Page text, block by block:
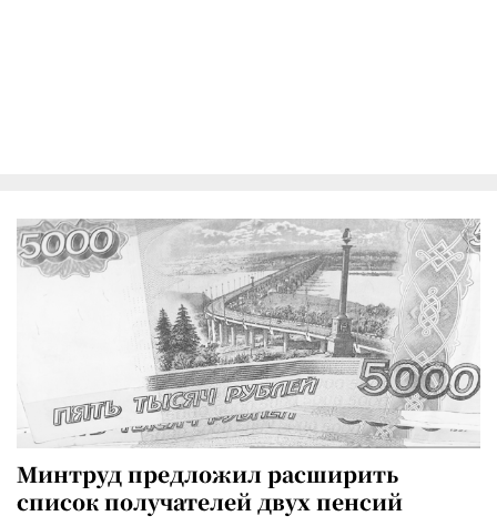
Минтруд предложил расширить
список получателей двух пенсий